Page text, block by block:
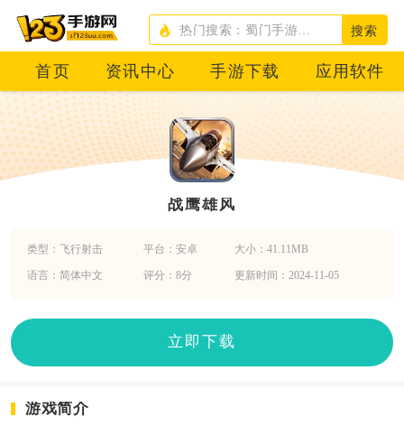
搜索
首页 资讯中心 手游下载 应用软件
战鹰雄风
类型：飞行射击 平台：安卓 大小：41.11MB
语言：简体中文 评分：8分 更新时间：2024-11-05
立即下载
游戏简介